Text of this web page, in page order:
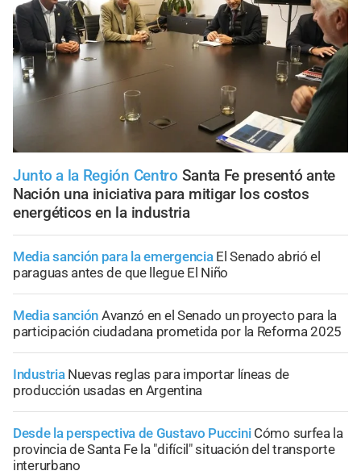
Junto a la Región Centro Santa Fe presentó ante
Nación una iniciativa para mitigar los costos
energéticos en la industria
Media sanción para la emergencia El Senado abrió el
paraguas antes de que llegue El Niño
Media sanción Avanzó en el Senado un proyecto para la
participación ciudadana prometida por la Reforma 2025
Industria Nuevas reglas para importar líneas de
producción usadas en Argentina
Desde la perspectiva de Gustavo Puccini Cómo surfea la
provincia de Santa Fe la "difícil" situación del transporte
interurbano